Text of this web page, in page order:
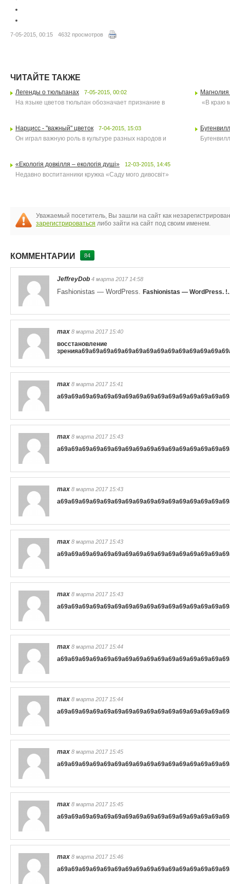
7-05-2015, 00:15 4632 просмотров
ЧИТАЙТЕ ТАКЖЕ
Легенды о тюльпанах 7-05-2015, 00:02
На языке цветов тюльпан обозначает признание в
«В краю
Нарцисс - "важный" цветок 7-04-2015, 15:03
Он играл важную роль в культуре разных народов и
«Екологія довкілля – екологія душі» 12-03-2015, 14:45
Недавно воспитанники кружка «Саду мого дивосвіт»
Уважаемый посетитель, Вы зашли на сайт как
зарегистрироваться либо зайти на сайт под своим именем.
КОММЕНТАРИИ 84
JeffreyDob 4 марта 2017 14:58
Fashionistas — WordPress. Fashionistas — WordPress. !.
max 8 марта 2017 15:40
восстановление
зренияa69a69a69a69a69a69a69a69a69a69a69a69a69a69
max 8 марта 2017 15:41
a69a69a69a69a69a69a69a69a69a69a69a69a69a69a69a69
max 8 марта 2017 15:43
a69a69a69a69a69a69a69a69a69a69a69a69a69a69a69a69
max 8 марта 2017 15:43
a69a69a69a69a69a69a69a69a69a69a69a69a69a69a69a69
max 8 марта 2017 15:43
a69a69a69a69a69a69a69a69a69a69a69a69a69a69a69a69
max 8 марта 2017 15:43
a69a69a69a69a69a69a69a69a69a69a69a69a69a69a69a69
max 8 марта 2017 15:44
a69a69a69a69a69a69a69a69a69a69a69a69a69a69a69a69
max 8 марта 2017 15:44
a69a69a69a69a69a69a69a69a69a69a69a69a69a69a69a69
max 8 марта 2017 15:45
a69a69a69a69a69a69a69a69a69a69a69a69a69a69a69a69
max 8 марта 2017 15:45
a69a69a69a69a69a69a69a69a69a69a69a69a69a69a69a69
max 8 марта 2017 15:46
a69a69a69a69a69a69a69a69a69a69a69a69a69a69a69a69